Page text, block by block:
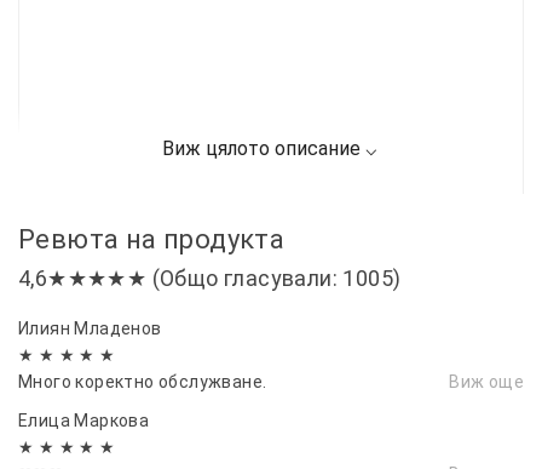
Ревюта на продукта
4,6★★★★★ (Общо гласували: 1005)
Илиян Младенов
★ ★ ★ ★ ★
Много коректно обслужване.
Виж още
Елица Маркова
★ ★ ★ ★ ★